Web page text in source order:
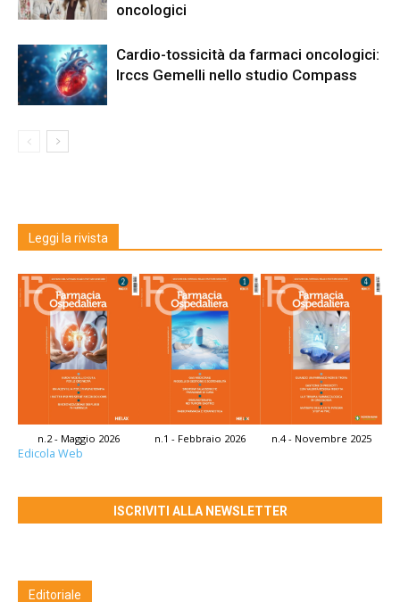
oncologici
Cardio-tossicità da farmaci oncologici:
Irccs Gemelli nello studio Compass
Leggi la rivista
n.2 - Maggio 2026 n.1 - Febbraio 2026 n.4 - Novembre 2025
Edicola Web
ISCRIVITI ALLA NEWSLETTER
Editoriale